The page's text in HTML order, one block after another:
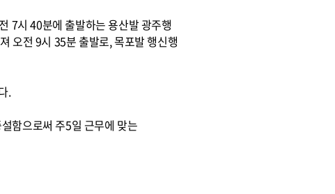
7시 40분에 출발하는 용산발 광주행
오전 9시 35분 출발로, 목포발 행신행
.
함으로써 주5일 근무에 맞는